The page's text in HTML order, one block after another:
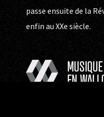
passe ensuite de la
enfin au XXe siècle.